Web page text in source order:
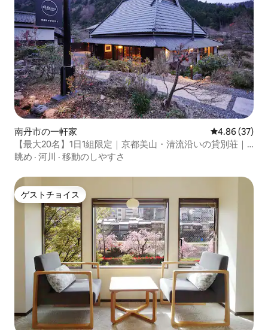
南丹市の一軒家 レビュー37
4.86 (37)
【最大20名】1日1組限定｜京都美山・清流沿いの貸別荘｜
かやぶきの里まで車で5分｜京都ミヤマシキテイ
眺め · 河川 · 移動のしやすさ
ゲストチョイス
ゲストチョイス